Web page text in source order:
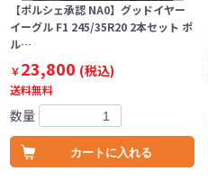
【ポルシェ承認 NA0】グッドイヤー
イーグル F1 245/35R20 2本セット ポ
ル…
￥23,800 (税込)
送料無料
数量
カートに入れる